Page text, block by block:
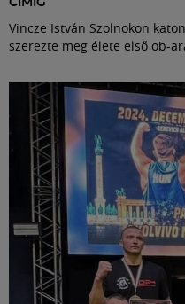
CÍMIG
Vincze István Szolnokon
szerezte meg élete első ob-